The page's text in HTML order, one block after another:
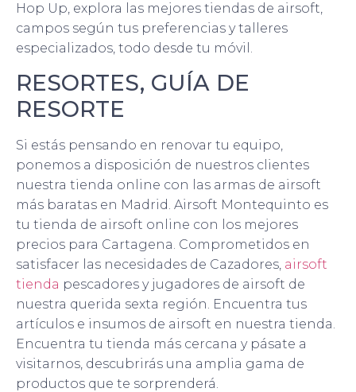
Hop Up, explora las mejores tiendas de airsoft,
campos según tus preferencias y talleres
especializados, todo desde tu móvil.
RESORTES, GUÍA DE
RESORTE
Si estás pensando en renovar tu equipo,
ponemos a disposición de nuestros clientes
nuestra tienda online con las armas de airsoft
más baratas en Madrid. Airsoft Montequinto es
tu tienda de airsoft online con los mejores
precios para Cartagena. Comprometidos en
satisfacer las necesidades de Cazadores, airsoft
tienda pescadores y jugadores de airsoft de
nuestra querida sexta región. Encuentra tus
artículos e insumos de airsoft en nuestra tienda.
Encuentra tu tienda más cercana y pásate a
visitarnos, descubrirás una amplia gama de
productos que te sorprenderá.